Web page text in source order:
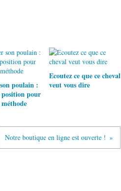
poulain :
pour
Ecoutez ce que ce cheval
veut vous dire
Notre boutique en ligne est ouverte !